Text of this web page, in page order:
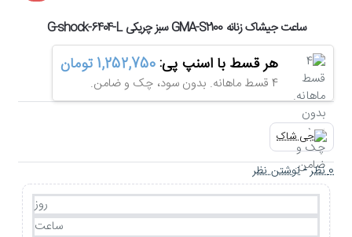
ساعت جیشاک زنانه GMA-S2100 سبز چریکی G-shock-6404-L
هر قسط با اسنپ پی:1,252,750 تومان
4 قسط ماهانه. بدون سود، چک و ضامن.
0 نظر -نوشتن نظر
روز
ساعت